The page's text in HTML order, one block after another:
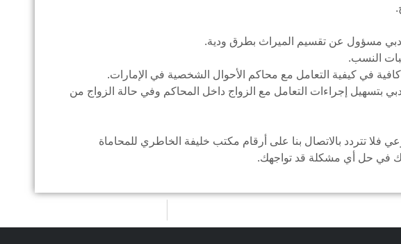
مسؤول عن تقسيم الميراث بطرق ودية.
النسب.
في كيفية التعامل مع محاكم الأحوال الشخصية في الإمارات.
بتسهيل إجراءات التعامل مع الزواج داخل المحاكم وفي حالة الزواج من
فلا تتردد بالاتصال بنا على أرقام مكتب خليفة الخاطري للمحاماة
في حل أي مشكلة قد تواجهك.